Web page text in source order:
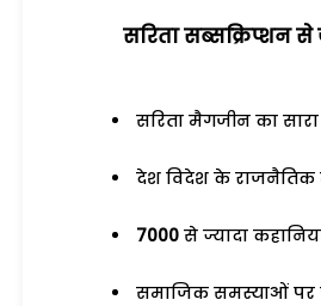
सरिता सब्सक्रिप्शन
सरिता मैगजीन का
देश विदेश के राजनैतिक
7000 से ज्यादा
समाजिक समस्याओं